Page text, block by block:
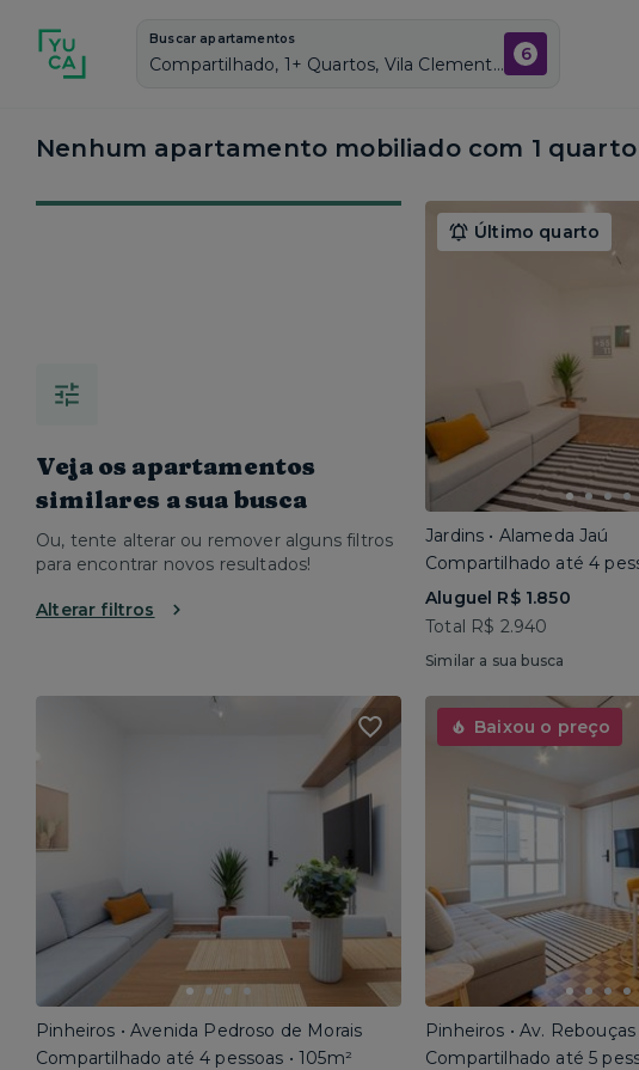
Buscar apartamentos
Compartilhado, 1+ Quartos, Vila Clementino, Vagas de garagem: Sim, Mobiliado, Piscina 6
Nenhum apartamento mobiliado com 1
Veja os apartamentos
similares a sua busca
Ou, tente alterar ou remover alguns filtros
para encontrar novos resultados!
Alterar filtros
Último quarto
Jardins • Alameda Jaú
Compartilhado até 4
Aluguel R$ 1.850
Total R$ 2.940
Similar a sua busca
Pinheiros • Avenida Pedroso de Morais
Compartilhado até 4 pessoas • 105m²
Baixou o preço
Pinheiros • Av. Rebouças
Compartilhado até 5